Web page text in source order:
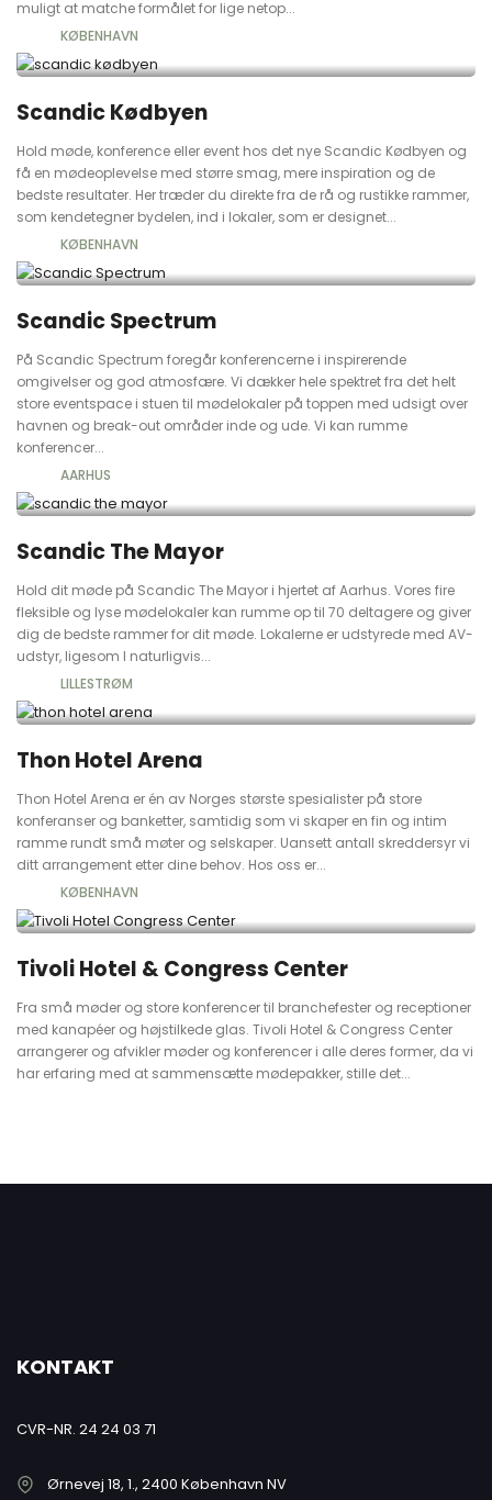
muligt at matche formålet for lige netop...
KØBENHAVN
Scandic Kødbyen
Hold møde, konference eller event hos det nye Scandic Kødbyen og
få en mødeoplevelse med større smag, mere inspiration og de
bedste resultater. Her træder du direkte fra de rå og rustikke rammer,
som kendetegner bydelen, ind i lokaler, som er designet...
KØBENHAVN
Scandic Spectrum
På Scandic Spectrum foregår konferencerne i inspirerende
omgivelser og god atmosfære. Vi dækker hele spektret fra det helt
store eventspace i stuen til mødelokaler på toppen med udsigt over
havnen og break-out områder inde og ude. Vi kan rumme
konferencer...
AARHUS
Scandic The Mayor
Hold dit møde på Scandic The Mayor i hjertet af Aarhus. Vores fire
fleksible og lyse mødelokaler kan rumme op til 70 deltagere og giver
dig de bedste rammer for dit møde. Lokalerne er udstyrede med AV-
udstyr, ligesom I naturligvis...
LILLESTRØM
Thon Hotel Arena
Thon Hotel Arena er én av Norges største spesialister på store
konferanser og banketter, samtidig som vi skaper en fin og intim
ramme rundt små møter og selskaper. Uansett antall skreddersyr vi
ditt arrangement etter dine behov. Hos oss er...
KØBENHAVN
Tivoli Hotel & Congress Center
Fra små møder og store konferencer til branchefester og receptioner
med kanapéer og højstilkede glas. Tivoli Hotel & Congress Center
arrangerer og afvikler møder og konferencer i alle deres former, da vi
har erfaring med at sammensætte mødepakker, stille det...
KONTAKT
CVR-NR. 24 24 03 71
Ørnevej 18, 1., 2400 København NV